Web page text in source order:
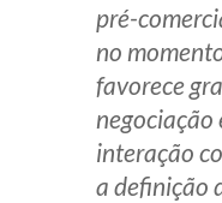
pré-
no
favorece
negociação
interação
a definição